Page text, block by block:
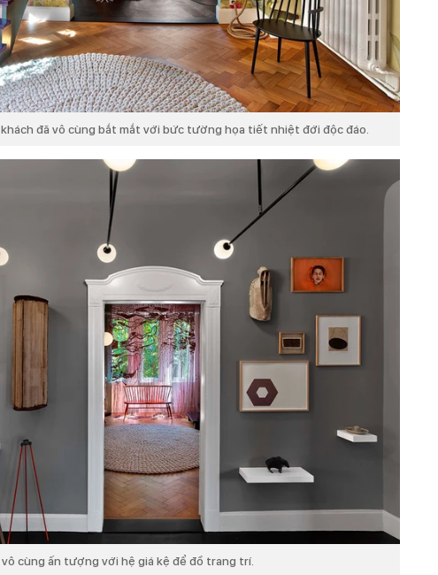
đã vô cùng bắt mắt với bức tường họa tiết nhiệt đới độc đáo.
cùng ấn tượng với hệ giá kệ để đồ trang trí.